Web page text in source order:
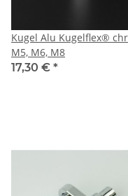
Kugel Alu Kugelflex®
M5, M6, M8
17,30 € *